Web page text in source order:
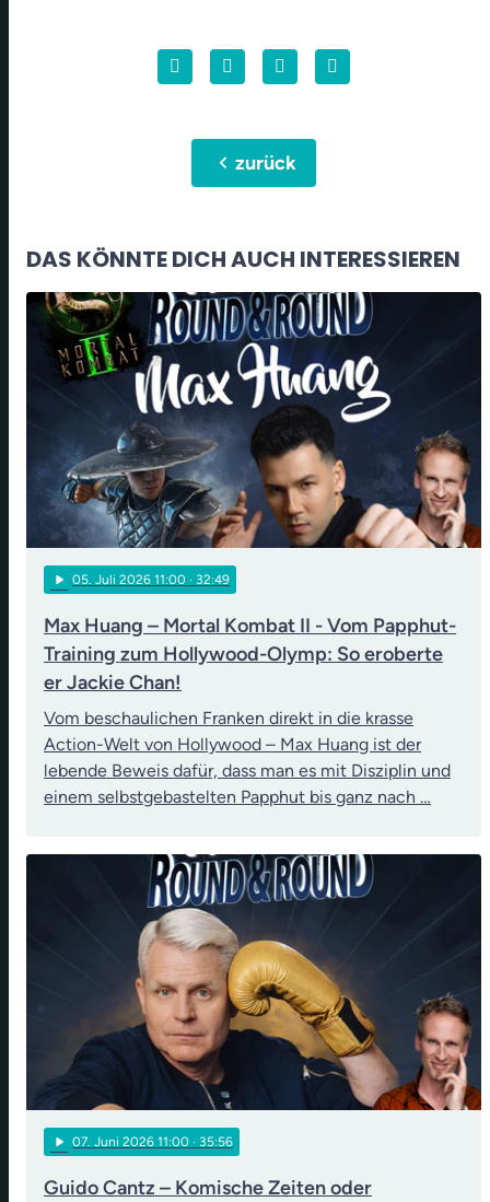
chevron_leftzurück
DAS KÖNNTE DICH AUCH INTERESSIEREN
play_arrow 05. Juli 2026 11:00 · 32:49
Max Huang – Mortal Kombat II - Vom Papphut-
Training zum Hollywood-Olymp: So eroberte
er Jackie Chan!
Vom beschaulichen Franken direkt in die krasse
Action-Welt von Hollywood – Max Huang ist der
lebende Beweis dafür, dass man es mit Disziplin und
einem selbstgebastelten Papphut bis ganz nach …
play_arrow 07. Juni 2026 11:00 · 35:56
Guido Cantz – Komische Zeiten oder